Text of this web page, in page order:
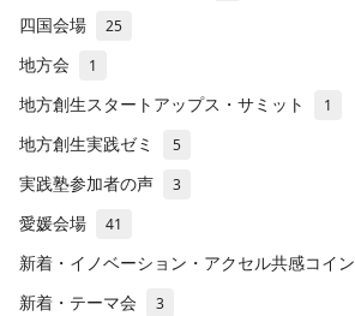
四国会場 25
地方会 1
地方創生スタートアップス・サミット 1
地方創生実践ゼミ 5
実践塾参加者の声 3
愛媛会場 41
新着・イノベーション・アクセル共感コイン
新着・テーマ会 3